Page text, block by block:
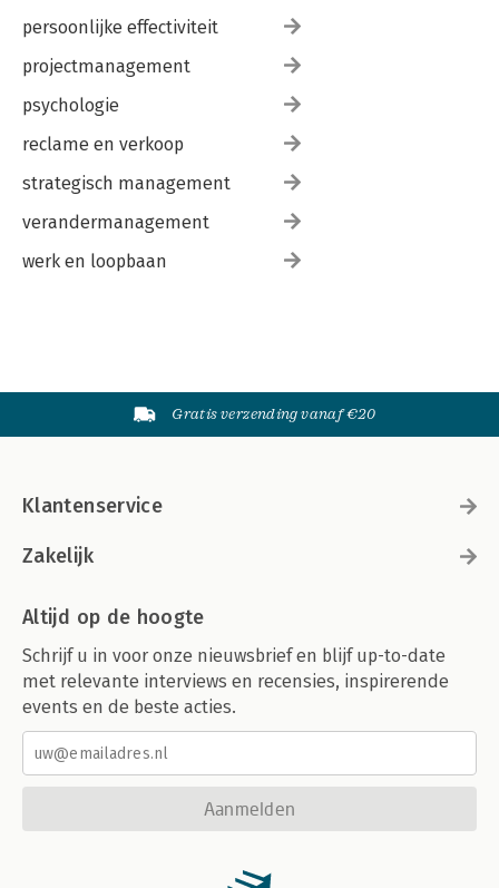
persoonlijke effectiviteit
projectmanagement
psychologie
reclame en verkoop
strategisch management
verandermanagement
werk en loopbaan
Gratis verzending vanaf €20
Klantenservice
Zakelijk
Altijd op de hoogte
Schrijf u in voor onze nieuwsbrief en blijf up-to-date
met relevante interviews en recensies, inspirerende
events en de beste acties.
Aanmelden